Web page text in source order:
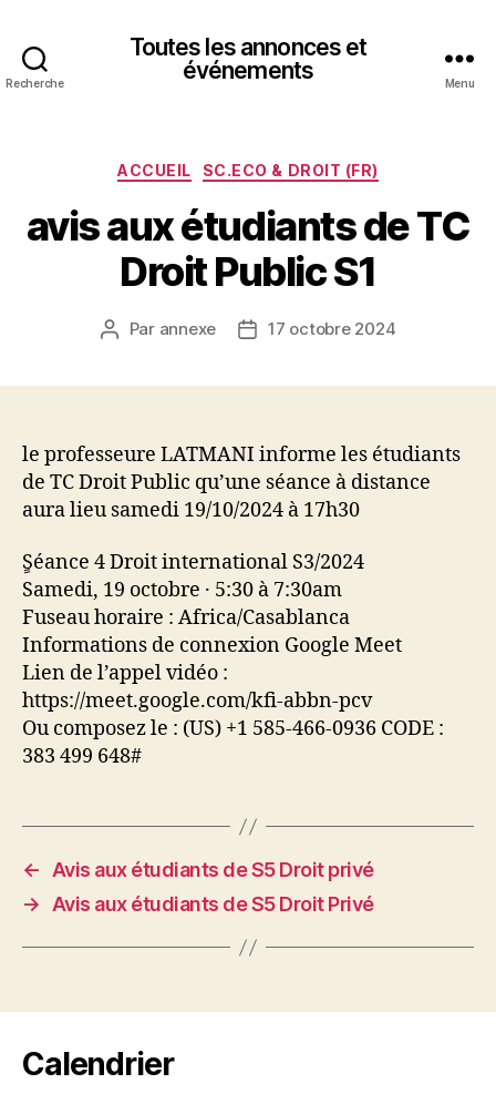
Recherche
Toutes les annonces et
événements
Menu
Catégories
ACCUEIL SC.ECO & DROIT (FR)
avis aux étudiants de TC
Droit Public S1
Auteur
Par annexe
Date17 octobre 2024
le professeure LATMANI informe les étudiants
de TC Droit Public qu’une séance à distance
aura lieu samedi 19/10/2024 à 17h30
ٍSéance 4 Droit international S3/2024
Samedi, 19 octobre · 5:30 à 7:30am
Fuseau horaire : Africa/Casablanca
Informations de connexion Google Meet
Lien de l’appel vidéo :
https://meet.google.com/kfi-abbn-pcv
Ou composez le : ‪(US) +1 585-466-0936‬ CODE :
‪383 499 648‬#
←
Avis aux étudiants de S5 Droit privé
→
Avis aux étudiants de S5 Droit Privé
Calendrier